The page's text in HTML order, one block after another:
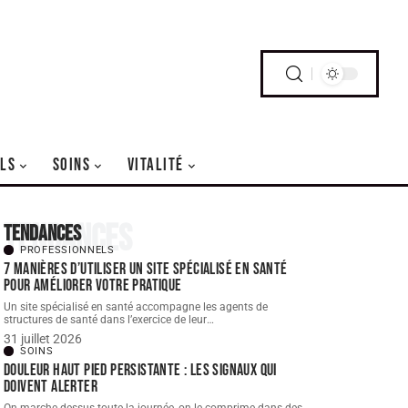
SOINS VITALITÉ
Tendances
Tendances
PROFESSIONNELS
7 manières d’utiliser un site spécialisé en santé
pour améliorer votre pratique
Un site spécialisé en santé accompagne les agents de
structures de santé dans l’exercice de leur…
31 juillet 2026
SOINS
Douleur haut pied persistante : les signaux qui
doivent alerter